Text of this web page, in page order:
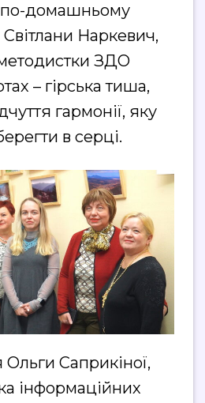
по-домашньому
Наркевич,
ЗДО
– гірська тиша,
гармонії, яку
в серці.
Ольги Саприкіної,
інформаційних